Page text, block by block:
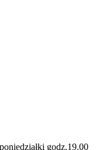
godz.19.00